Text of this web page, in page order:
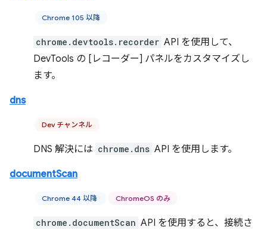
Chrome 105 以降
chrome.devtools.recorder API を使用して、
DevTools の [レコーダー] パネルをカスタマイズし
ます。
dns
Dev チャンネル
DNS 解決には chrome.dns API を使用します。
documentScan
Chrome 44 以降 ChromeOS のみ
chrome.documentScan API を使用すると、接続さ